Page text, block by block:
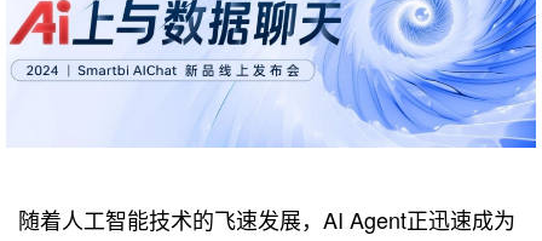
随着人工智能技术的飞速发展，AI Agent正迅速成为